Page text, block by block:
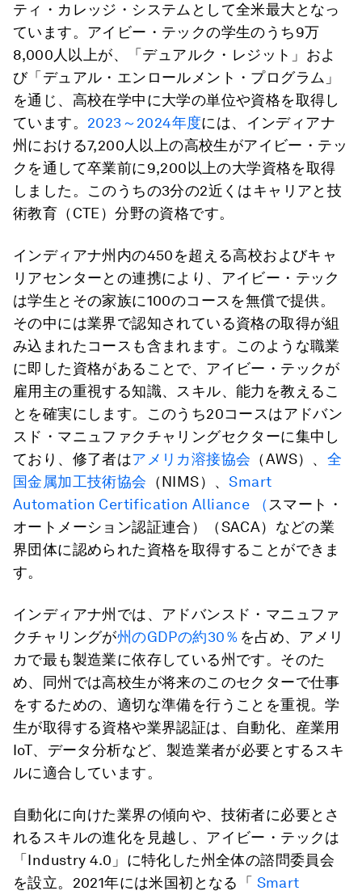
ティ・カレッジ・システムとして全米最大となっ
ています。アイビー・テックの学生のうち9万
8,000人以上が、「デュアルク・レジット」およ
び「デュアル・エンロールメント・プログラム」
を通じ、高校在学中に大学の単位や資格を取得し
ています。 2023～2024年度には、インディアナ
州における7,200人以上の高校生がアイビー・テッ
クを通して卒業前に9,200以上の大学資格を取得
しました。このうちの3分の2近くはキャリアと技
術教育（CTE）分野の資格です。
インディアナ州内の450を超える高校およびキャ
リアセンターとの連携により、アイビー・テック
は学生とその家族に100のコースを無償で提供。
その中には業界で認知されている資格の取得が組
み込まれたコースも含まれます。このような職業
に即した資格があることで、アイビー・テックが
雇用主の重視する知識、スキル、能力を教えるこ
とを確実にします。このうち20コースはアドバン
スド・マニュファクチャリングセクターに集中し
ており、修了者はアメリカ溶接協会 （AWS）、 全
国金属加工技術協会 （NIMS）、Smart
Automation Certification Alliance （ スマート・
オートメーション認証連合）（SACA）などの業
界団体に認められた資格を取得することができま
す。
インディアナ州では、アドバンスド・マニュファ
クチャリングが州のGDPの約30％ を占め、アメリ
カで最も製造業に依存している州です。そのた
め、同州では高校生が将来のこのセクターで仕事
をするための、適切な準備を行うことを重視。学
生が取得する資格や業界認証は、自動化、産業用
IoT、データ分析など、製造業者が必要とするスキ
ルに適合しています。
自動化に向けた業界の傾向や、技術者に必要とさ
れるスキルの進化を見越し、アイビー・テックは
「Industry 4.0」に特化した州全体の諮問委員会
を設立。2021年には米国初となる「 Smart